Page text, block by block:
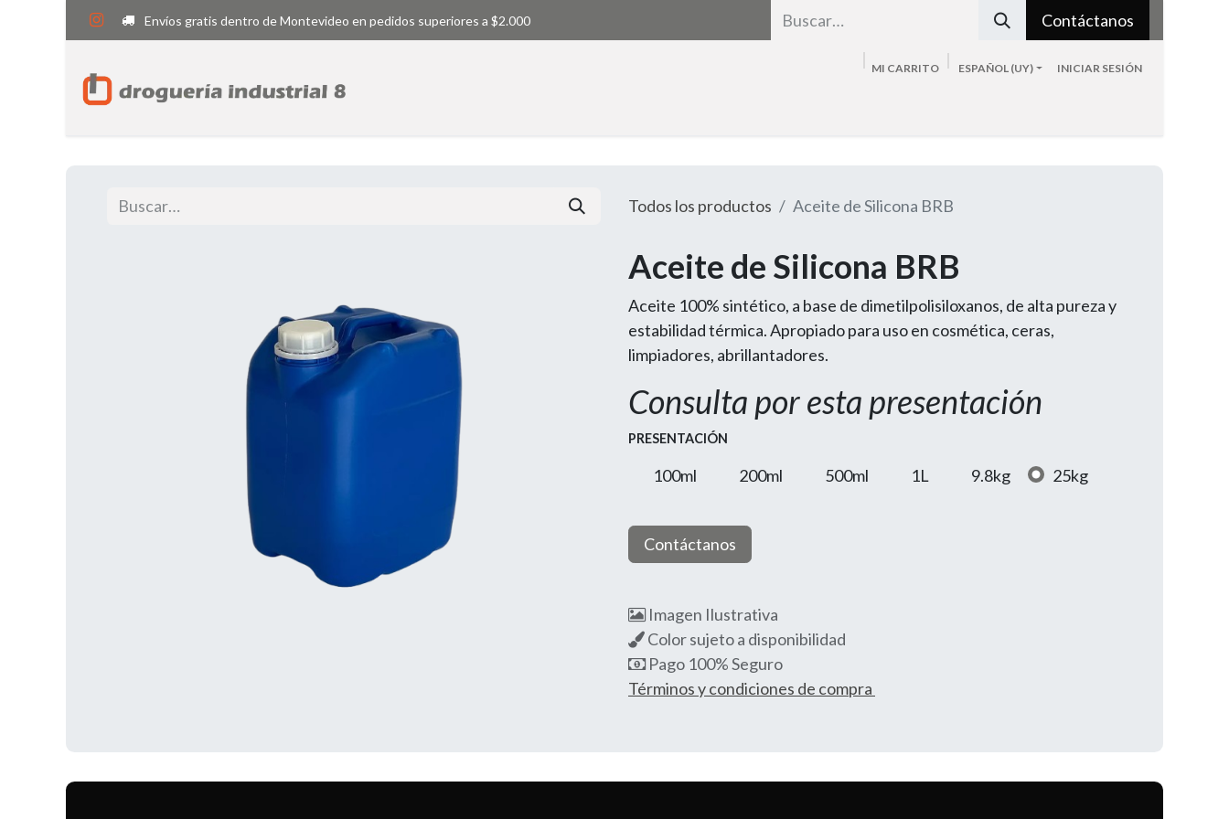
Envíos gratis dentro de Montevideo en pedidos superiores a $2.000 Contáctanos
MI CARRITO ESPAÑOL (UY) INICIAR SESIÓN
Todos los productos Aceite de Silicona BRB
Aceite de Silicona BRB
Aceite 100% sintético, a base de dimetilpolisiloxanos, de alta pureza y
estabilidad térmica. Apropiado para uso en cosmética, ceras,
limpiadores, abrillantadores.
Consulta por esta presentación
PRESENTACIÓN
100ml 200ml 500ml 1L 9.8kg 25kg
Contáctanos
Imagen Ilustrativa
Color sujeto a disponibilidad
Pago 100% Seguro
Términos y condiciones de compra